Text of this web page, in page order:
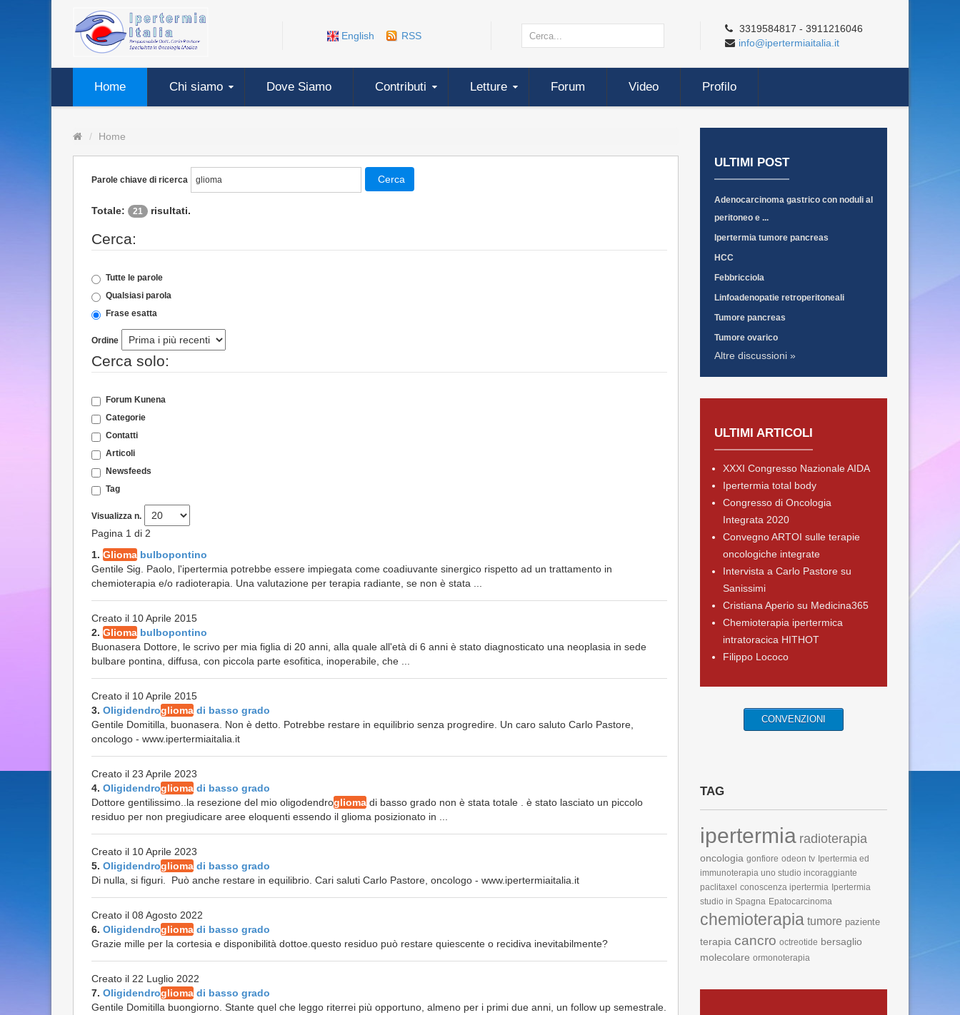
English RSS
3319584817 - 3911216046
info@ipertermiaitalia.it
Home Chi siamo Dove Siamo Contributi Letture Forum Video Profilo
Home
Parole chiave di ricerca Cerca
Totale: 21 risultati.
Cerca:
Tutte le parole
Qualsiasi parola
Frase esatta
Ordine
Cerca solo:
Forum Kunena
Categorie
Contatti
Articoli
Newsfeeds
Tag
Visualizza n.
Pagina 1 di 2
1. Glioma bulbopontino
Gentile Sig. Paolo, l'ipertermia potrebbe essere impiegata come coadiuvante sinergico rispetto ad un trattamento in
chemioterapia e/o radioterapia. Una valutazione per terapia radiante, se non è stata ...
Creato il 10 Aprile 2015
2. Glioma bulbopontino
Buonasera Dottore, le scrivo per mia figlia di 20 anni, alla quale all'età di 6 anni è stato diagnosticato una neoplasia in sede
bulbare pontina, diffusa, con piccola parte esofitica, inoperabile, che ...
Creato il 10 Aprile 2015
3. Oligidendroglioma di basso grado
Gentile Domitilla, buonasera. Non è detto. Potrebbe restare in equilibrio senza progredire. Un caro saluto Carlo Pastore,
oncologo - www.ipertermiaitalia.it
Creato il 23 Aprile 2023
4. Oligidendroglioma di basso grado
Dottore gentilissimo..la resezione del mio oligodendroglioma di basso grado non è stata totale . è stato lasciato un piccolo
residuo per non pregiudicare aree eloquenti essendo il glioma posizionato in ...
Creato il 10 Aprile 2023
5. Oligidendroglioma di basso grado
Di nulla, si figuri. Può anche restare in equilibrio. Cari saluti Carlo Pastore, oncologo - www.ipertermiaitalia.it
Creato il 08 Agosto 2022
6. Oligidendroglioma di basso grado
Grazie mille per la cortesia e disponibilità dottoe.questo residuo può restare quiescente o recidiva inevitabilmente?
Creato il 22 Luglio 2022
7. Oligidendroglioma di basso grado
Gentile Domitilla buongiorno. Stante quel che leggo riterrei più opportuno, almeno per i primi due anni, un follow up semestrale.
ULTIMI POST
Adenocarcinoma gastrico con noduli al
peritoneo e ...
Ipertermia tumore pancreas
HCC
Febbricciola
Linfoadenopatie retroperitoneali
Tumore pancreas
Tumore ovarico
Altre discussioni »
ULTIMI ARTICOLI
XXXI Congresso Nazionale AIDA
Ipertermia total body
Congresso di Oncologia
Integrata 2020
Convegno ARTOI sulle terapie
oncologiche integrate
Intervista a Carlo Pastore su
Sanissimi
Cristiana Aperio su Medicina365
Chemioterapia ipertermica
intratoracica HITHOT
Filippo Lococo
CONVENZIONI
TAG
ipertermia radioterapia
oncologia gonfiore odeon tv Ipertermia ed
immunoterapia uno studio incoraggiante
paclitaxel conoscenza ipertermia Ipertermia
studio in Spagna Epatocarcinoma
chemioterapia tumore paziente
terapia cancro octreotide bersaglio
molecolare ormonoterapia